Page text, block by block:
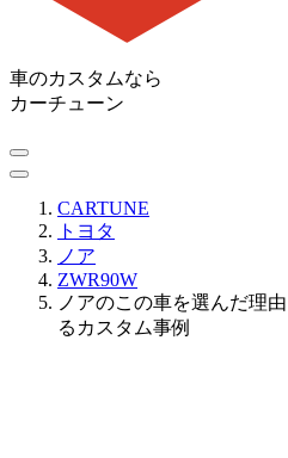
車のカスタムなら
カーチューン
CARTUNE
トヨタ
ノア
ZWR90W
ノアのこの車を選んだ理
るカスタム事例